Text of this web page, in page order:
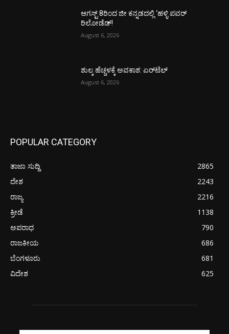
ಆಗಸ್ಟ್ 8ರಿಂದ ಜೀ ಕನ್ನಡದಲ್ಲಿ ‘ಹಳ್ಳಿ ಪವರ್
ರಿಲೋಡೆಡ್!
August 6, 2026
ಶುಲ್ಕ ಹೆಚ್ಚಳಕ್ಕೆ ಅವಕಾಶ: ಏರ್‌ಟೆಲ್
August 6, 2026
POPULAR CATEGORY
ತಾಜಾ ಸುದ್ದಿ
2865
ದೇಶ
2243
ರಾಜ್ಯ
2216
ಕ್ರೀಡೆ
1138
ಅಪರಾಧ
790
ರಾಜಕೀಯ
686
ಬೆಂಗಳೂರು
681
ವಿದೇಶ
625